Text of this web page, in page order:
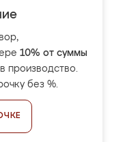
10% от суммы
производство.
без %.